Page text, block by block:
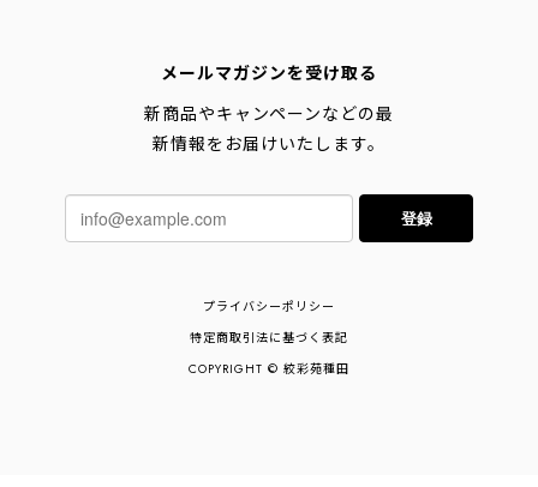
メールマガジンを受け取る
新商品やキャンペーンなどの最
新情報をお届けいたします。
登録
プライバシーポリシー
特定商取引法に基づく表記
COPYRIGHT © 絞彩苑種田